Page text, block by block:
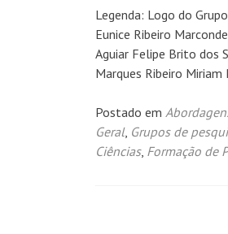
Legenda: Logo do
Eunice Ribeiro
Aguiar Felipe Brito dos
Marques Ribeiro
Postado em
Geral, Grupos de
Ciências, Formação de